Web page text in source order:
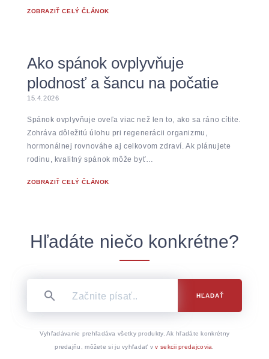
ZOBRAZIŤ CELÝ ČLÁNOK
Ako spánok ovplyvňuje
plodnosť a šancu na počatie
15.4.2026
Spánok ovplyvňuje oveľa viac než len to, ako sa ráno cítite.
Zohráva dôležitú úlohu pri regenerácii organizmu,
hormonálnej rovnováhe aj celkovom zdraví. Ak plánujete
rodinu, kvalitný spánok môže byť…
ZOBRAZIŤ CELÝ ČLÁNOK
Hľadáte niečo konkrétne?
HĽADAŤ
Vyhľadávanie prehľadáva všetky produkty. Ak hľadáte konkrétny
predajňu, môžete si ju vyhľadať vv sekcii predajcovia